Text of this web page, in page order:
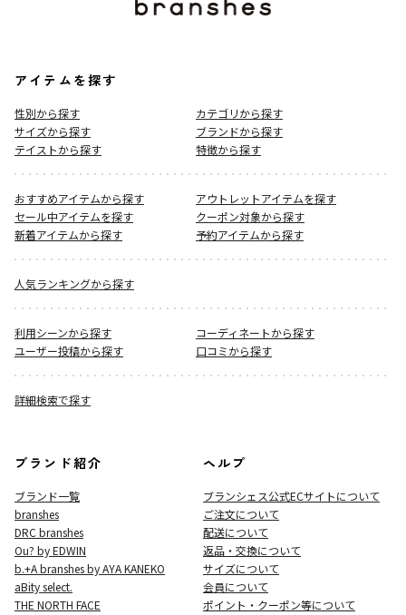
アイテムを探す
性別から探す
カテゴリから探す
サイズから探す
ブランドから探す
テイストから探す
特徴から探す
おすすめアイテムから探す
アウトレットアイテムを探す
セール中アイテムを探す
クーポン対象から探す
新着アイテムから探す
予約アイテムから探す
人気ランキングから探す
利用シーンから探す
コーディネートから探す
ユーザー投稿から探す
口コミから探す
詳細検索で探す
ブランド紹介
ブランド一覧
branshes
DRC branshes
Ou? by EDWIN
b.+A branshes by AYA KANEKO
aBity select.
THE NORTH FACE
ヘルプ
ブランシェス公式ECサイトについて
ご注文について
配送について
返品・交換について
サイズについて
会員について
ポイント・クーポン等について